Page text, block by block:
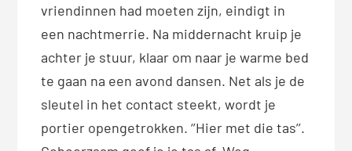
vriendinnen had moeten zijn, eindigt in
een nachtmerrie. Na middernacht kruip je
achter je stuur, klaar om naar je warme bed
te gaan na een avond dansen. Net als je de
sleutel in het contact steekt, wordt je
portier opengetrokken. ‘’Hier met die tas’’.